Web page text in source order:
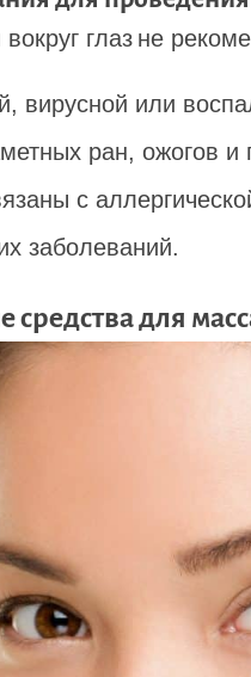
глаз не
вирусной или
ран, ожогов и
с
заболеваний.
средства для